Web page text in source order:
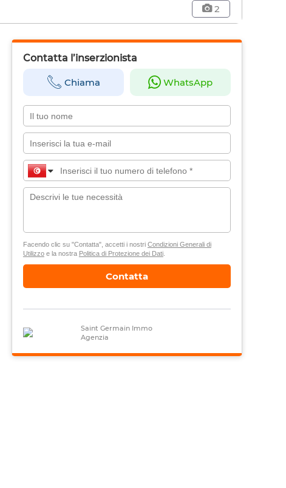
2
Contatta l’inserzionista
Chiama WhatsApp
Facendo clic su "Contatta", accetti i nostri Condizioni Generali di
Utilizzoe la nostra Politica di Protezione dei Dati.
Contatta
Saint Germain Immo
Agenzia